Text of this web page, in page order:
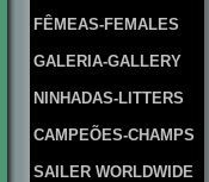
FÊMEAS-FEMALES
GALERIA-GALLERY
NINHADAS-LITTERS
CAMPEÕES-CHAMPS
SAILER WORLDWIDE